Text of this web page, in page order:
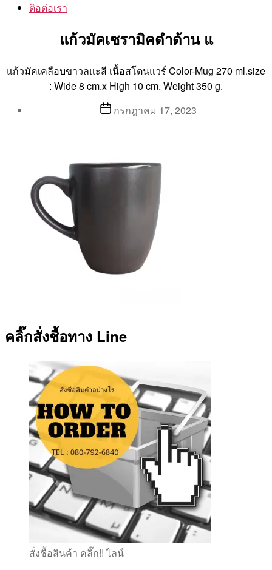
ติอต่อเรา
แก้วมัคเซรามิคดำด้าน แ
แก้วมัคเคลือบขาวลแะสี เนื้อสโตนแวร์ Color-Mug 270 ml.size
: Wide 8 cm.x High 10 cm. Weight 350 g.
Postกรกฎาคม 17, 2023
คลิ๊กสั่งชื้อทาง Line
สั่งชื้อสินค้า คลิ๊ก!! ไลน์